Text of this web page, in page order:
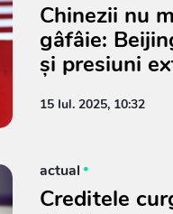
Chinezii nu
gâfâie:
și presiuni
15 Iul. 2025, 10:32
actual
Creditele